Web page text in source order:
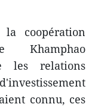
coopération
Khamphao
les relations
connu, ces